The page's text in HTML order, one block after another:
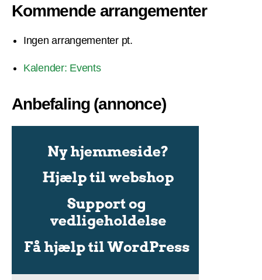
Kommende arrangementer
Ingen arrangementer pt.
Kalender: Events
Anbefaling (annonce)